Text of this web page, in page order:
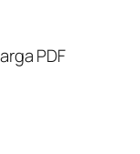
PDF